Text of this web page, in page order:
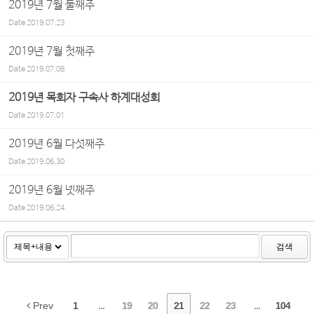
2019년 7월 둘째주
Date2019.07.23
2019년 7월 첫째주
Date2019.07.08
2019년 목회자 구속사 하계대성회
Date2019.07.01
2019년 6월 다섯째주
Date2019.06.30
2019년 6월 넷째주
Date2019.06.24
검색
Prev 1 ... 19 20 21 22 23 ... 104